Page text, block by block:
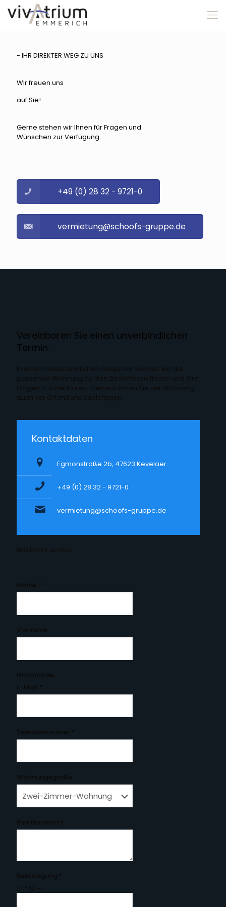
- IHR DIREKTER WEG ZU UNS
Wir freuen uns
auf Sie!
Gerne stehen wir Ihnen für Fragen und
Wünschen zur Verfügung.
+49 (0) 28 32 - 9721-0
vermietung@schoofs-gruppe.de
Vereinbaren Sie einen unverbindlichen
Termin.
In einem unverbindlichen Gespräch können wir die
passende Wohnung für Ihre Bedürfnisse finden und Ihre
Fragen in Ruhe klären. Gerne können Sie die Wohnung
auch vor Ort mit uns besichtigen.
Kontaktdaten
Egmonstraße 2b, 47623 Kevelaer
+49 (0) 28 32 - 9721-0
vermietung@schoofs-gruppe.de
Nachricht an Uns.
Name
Vorname
Nachname
E-Mail
Telefonnummer
Wohnungsgröße
Ihre Nachricht
Bestätigung
14
10